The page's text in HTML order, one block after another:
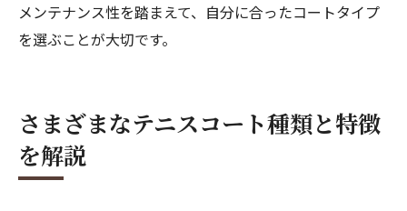
メンテナンス性を踏まえて、自分に合ったコートタイプ
を選ぶことが大切です。
さまざまなテニスコート種類と特徴
を解説